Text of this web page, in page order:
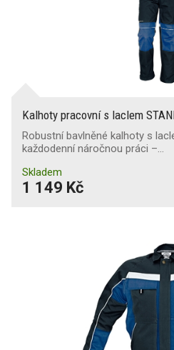
Kalhoty pracovní s laclem
Robustní bavlněné kalhoty s
každodenní náročnou práci –…
Skladem
1 149 Kč